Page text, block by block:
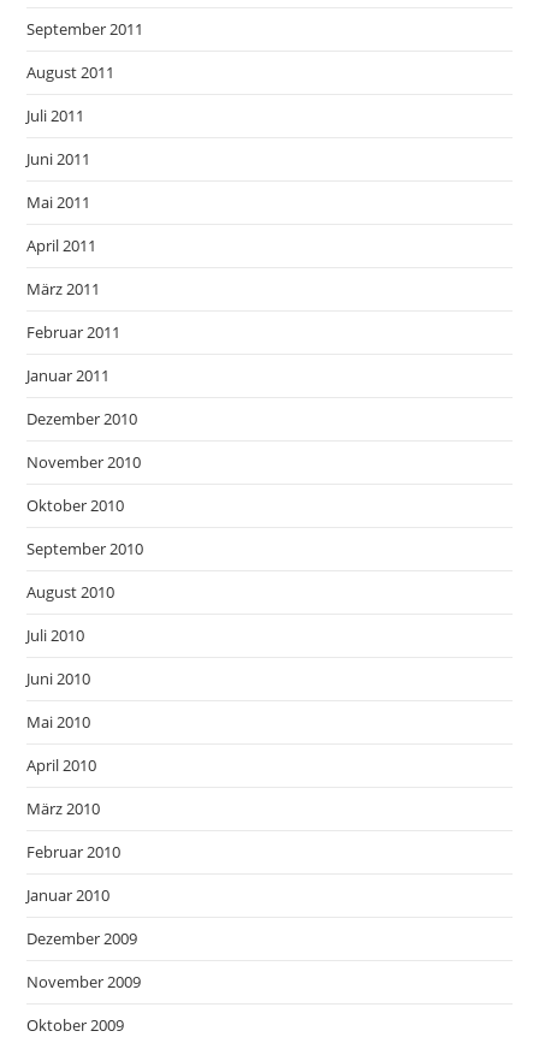
September 2011
August 2011
Juli 2011
Juni 2011
Mai 2011
April 2011
März 2011
Februar 2011
Januar 2011
Dezember 2010
November 2010
Oktober 2010
September 2010
August 2010
Juli 2010
Juni 2010
Mai 2010
April 2010
März 2010
Februar 2010
Januar 2010
Dezember 2009
November 2009
Oktober 2009